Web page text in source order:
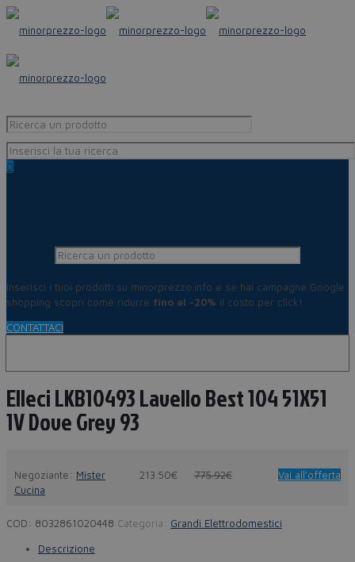
0
Inserisci i tuoi prodotti su minorprezzo.info e se hai campagne Google
shopping scopri come ridurre fino al -20% il costo per click!
CONTATTACI
Elleci LKB10493 Lavello Best 104 51X51
1V Dove Grey 93
Negoziante: Mister
Cucina
775.92€
213.50€ Vai all'offerta
COD: 8032861020448 Categoria: Grandi Elettrodomestici
Descrizione